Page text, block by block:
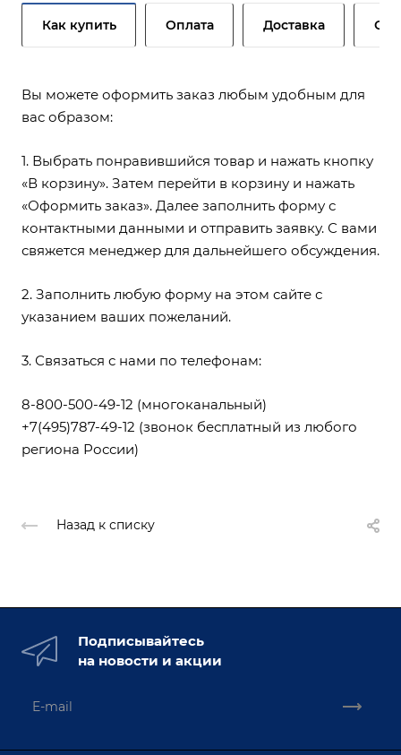
Как купить Оплата Доставка
Вы можете оформить заказ любым удобным для
вас образом:
1. Выбрать понравившийся товар и нажать кнопку
«В корзину». Затем перейти в корзину и нажать
«Оформить заказ». Далее заполнить форму с
контактными данными и отправить заявку. С вами
свяжется менеджер для дальнейшего обсуждения.
2. Заполнить любую форму на этом сайте с
указанием ваших пожеланий.
3. Связаться с нами по телефонам:
8-800-500-49-12 (многоканальный)
+7(495)787-49-12 (звонок бесплатный из любого
региона России)
Назад к списку
Подписывайтесь
на новости и акции